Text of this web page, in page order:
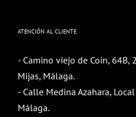
ATENCIÓN AL CLIENTE
- Camino viejo de Coín, 64B,
Mijas, Málaga.
- Calle Medina Azahara,
Málaga.